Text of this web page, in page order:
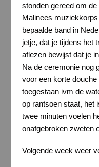
stonden gereed om
Malinees
bepaalde band in
jetje, dat je tijdens het
aflezen bewijst dat je
Na de ceremonie nog
voor een korte
toegestaan ivm de
op rantsoen staat, het
twee minuten voelen
onafgebroken zweten
Volgende week weer